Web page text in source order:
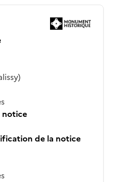
notice
de la notice